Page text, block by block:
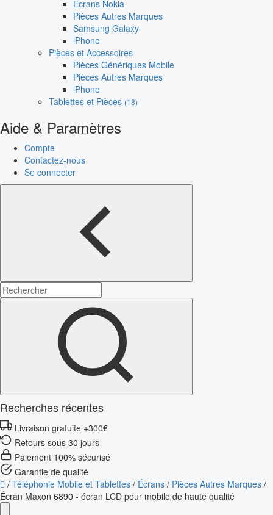
Écrans Nokia
Pièces Autres Marques
Samsung Galaxy
iPhone
Pièces et Accessoires
Pièces Génériques Mobile
Pièces Autres Marques
iPhone
Tablettes et Pièces (18)
Aide & Paramètres
Compte
Contactez-nous
Se connecter
Recherches récentes
Livraison gratuite +300€
Retours sous 30 jours
Paiement 100% sécurisé
Garantie de qualité
/ Téléphonie Mobile et Tablettes / Écrans / Pièces Autres Marques /
Écran Maxon 6890 - écran LCD pour mobile de haute qualité